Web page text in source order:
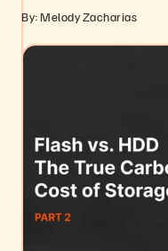
By: Melody Zacharias